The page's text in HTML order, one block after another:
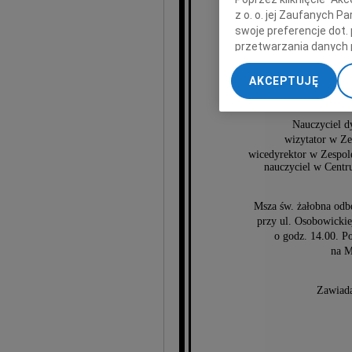
mgr
Nauczyciel
wizytator w
wicedyrektor w
nauczyciel w
Msza św. żałobna
przy ul.
o godz. 14.00.
na
z o. o. jej Zaufanych
swoje preferencje dot.
przetwarzania danych
„Ustawienia
My, nasi Zaufani
dokładnych danych
Przechowywanie
treści, badnie
AKCEPTUJĘ